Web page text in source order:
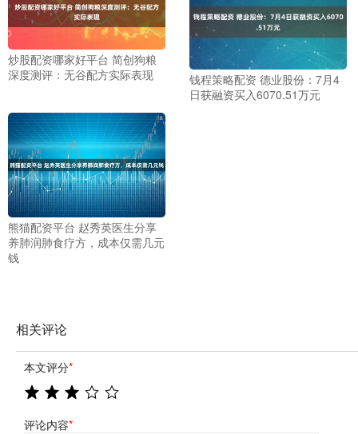
炒股配资哪家好平台 简创狗粮
深度测评：无谷配方实际表现
钱程策略配资 德业股份：7月4
日获融资买入6070.51万元
熊猫配资平台 赵秀英医生分享
养肺润肺食疗方，成本仅需几元
钱
相关评论
本文评分*
评论内容*